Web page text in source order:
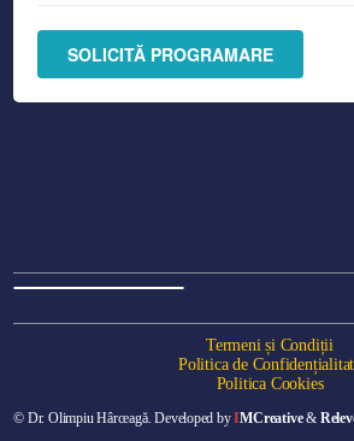
SOLICITĂ PROGRAMARE
Termeni și Condiții
Politica de
Politica Cookies
© Dr. Olimpiu Hârceagă. Developed byIMCreative&
Programare online